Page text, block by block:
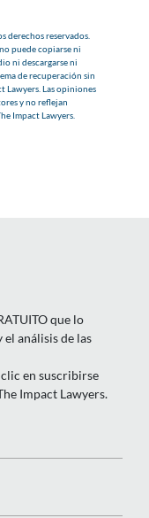
derechos reservados.
puede copiarse ni
ni descargarse ni
de recuperación sin
Lawyers. Las opiniones
y no reflejan
Impact Lawyers.
que lo
análisis de las
en suscribirse
Impact Lawyers.